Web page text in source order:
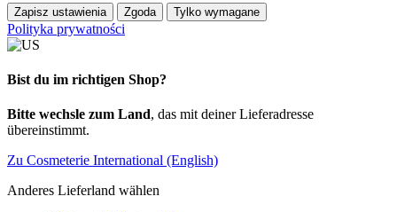
Zapisz ustawienia Zgoda Tylko wymagane
Polityka prywatności
Bist du im richtigen Shop?
Bitte wechsle zum Land, das mit deiner Lieferadresse
übereinstimmt.
Zu Cosmeterie International (English)
Anderes Lieferland wählen